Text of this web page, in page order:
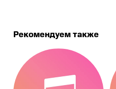
Рекомендуем также